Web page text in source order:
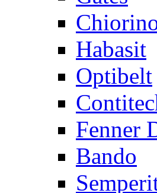
Habasit
Optibelt
Fenner
Bando